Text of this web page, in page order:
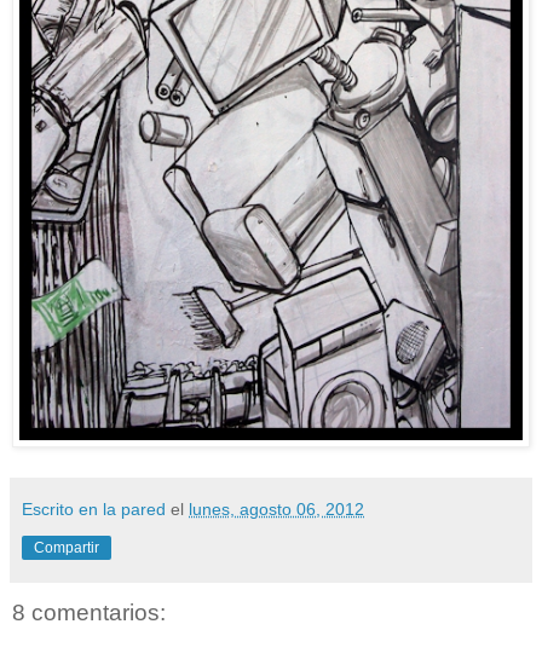
Escrito en la pared el lunes, agosto 06, 2012
Compartir
8 comentarios: